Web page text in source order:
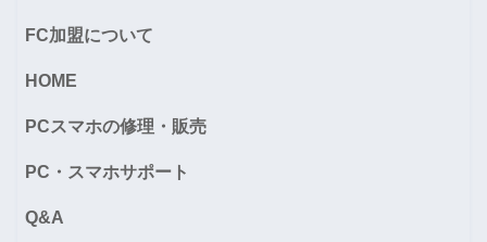
FC加盟について
HOME
PCスマホの修理・販売
PC・スマホサポート
Q&A